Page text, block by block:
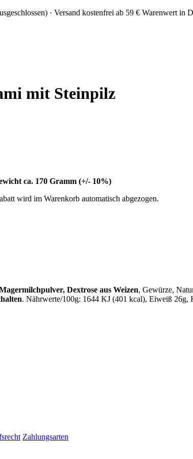
· Versand kostenfrei ab 59 € Warenwert in
mit Steinpilz
ca. 170 Gramm (+/- 10%)
wird im Warenkorb automatisch abgezogen.
Dextrose aus Weizen, Gewürze,
. Nährwerte/100g: 1644 KJ (401 kcal), Eiweiß 26g,
Zahlungsarten